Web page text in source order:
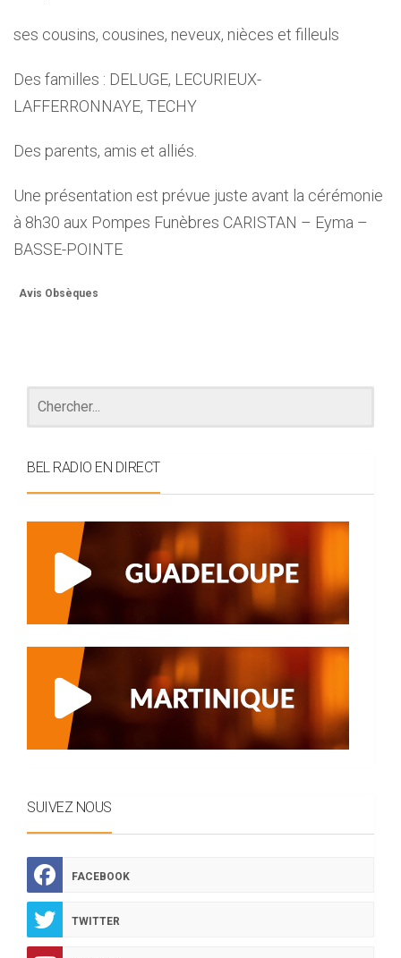
ses cousins, cousines, neveux, nièces et filleuls
Des familles : DELUGE, LECURIEUX-
LAFFERRONNAYE, TECHY
Des parents, amis et alliés.
Une présentation est prévue juste avant la cérémonie
à 8h30 aux Pompes Funèbres CARISTAN – Eyma –
BASSE-POINTE
Avis Obsèques
BEL RADIO EN DIRECT
SUIVEZ NOUS
FACEBOOK
TWITTER